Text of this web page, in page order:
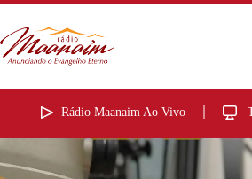
Rádio Maanaim Ao Vivo